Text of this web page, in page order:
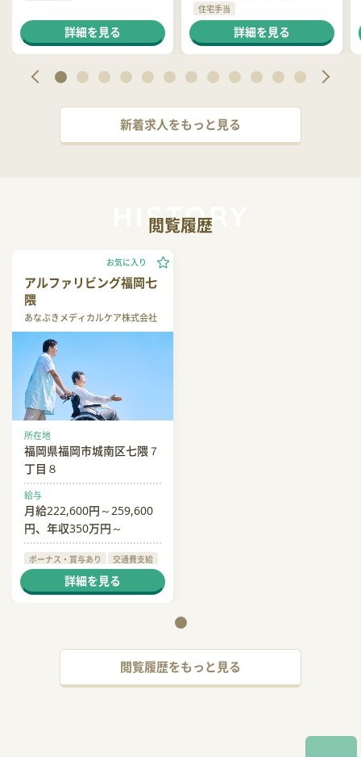
詳細を見る
住宅手当
ハラスメント相談窓口あり
詳細を見る
新着求人をもっと見る
閲覧履歴
アルファリビング福岡七
隈
あなぶきメディカルケア株式会社
お気に入り
所在地
福岡県福岡市城南区七隈７
丁目８
給与
月給222,600円～259,600
円、年収350万円～
ボーナス・賞与あり
交通費支給
退職金あり
制服貸与
詳細を見る
閲覧履歴をもっと見る